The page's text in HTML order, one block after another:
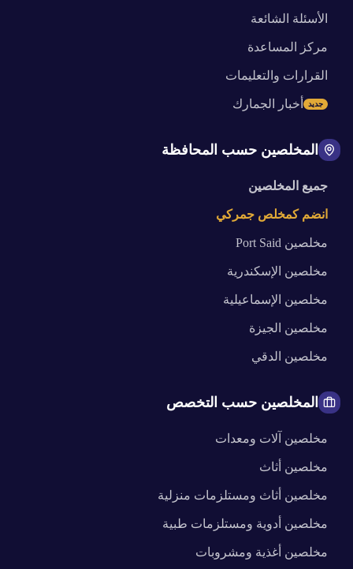
الأسئلة الشائعة
مركز المساعدة
القرارات والتعليمات
أخبار الجمارك جديد
المخلصين حسب المحافظة
جميع المخلصين
انضم كمخلص جمركي
مخلصين Port Said
مخلصين الإسكندرية
مخلصين الإسماعيلية
مخلصين الجيزة
مخلصين الدقي
المخلصين حسب التخصص
مخلصين آلات ومعدات
مخلصين أثاث
مخلصين أثاث ومستلزمات منزلية
مخلصين أدوية ومستلزمات طبية
مخلصين أغذية ومشروبات